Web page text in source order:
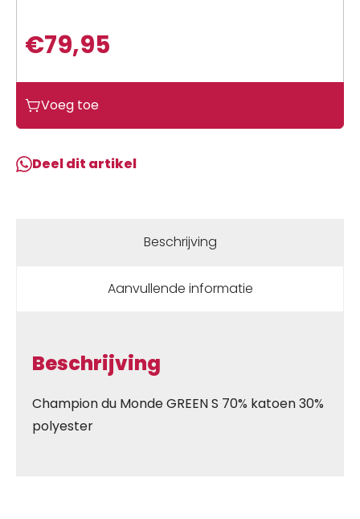
€79,95
Voeg toe
Deel dit artikel
Beschrijving
Aanvullende informatie
Beschrijving
Champion du Monde GREEN S 70% katoen 30%
polyester